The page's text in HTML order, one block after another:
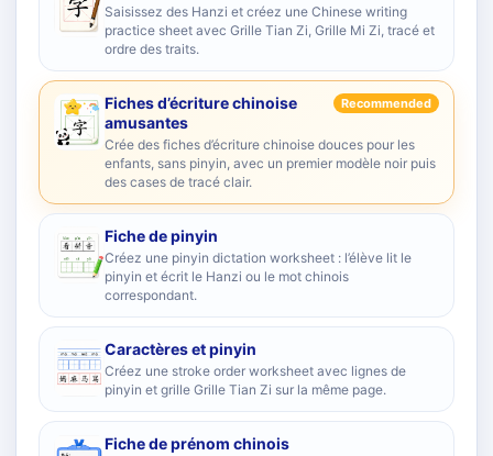
Saisissez des Hanzi et créez une Chinese writing
practice sheet avec Grille Tian Zi, Grille Mi Zi, tracé et
ordre des traits.
Fiches d’écriture chinoise
amusantes
Recommended
Crée des fiches d’écriture chinoise douces pour les
enfants, sans pinyin, avec un premier modèle noir puis
des cases de tracé clair.
Fiche de pinyin
Créez une pinyin dictation worksheet : l’élève lit le
pinyin et écrit le Hanzi ou le mot chinois
correspondant.
Caractères et pinyin
Créez une stroke order worksheet avec lignes de
pinyin et grille Grille Tian Zi sur la même page.
Fiche de prénom chinois